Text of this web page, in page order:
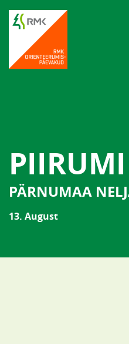
PIIRUMI
PÄRNUMAA
13. August